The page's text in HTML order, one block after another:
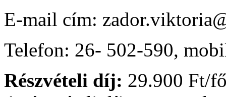
E-mail cím:
Telefon: 26- 502-590,
Részvételi díj: 29.900 Ft/